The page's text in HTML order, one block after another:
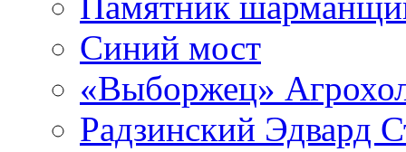
Синий мост
«Выборжец»
Радзинский Эдвард